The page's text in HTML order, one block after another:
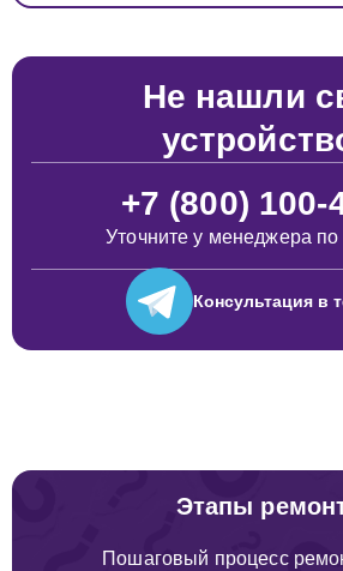
Не нашли
+7 (800) 100-
Уточните у менеджера
Консультация в
Этапы
Пошаговый процесс